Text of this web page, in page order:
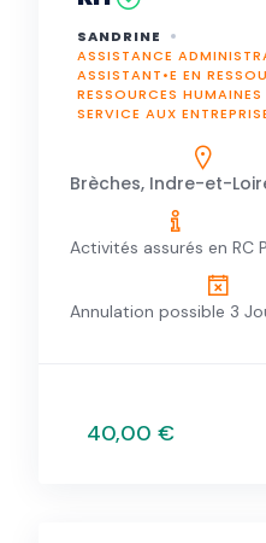
SANDRINE
ASSISTANCE
ASSISTANT•E EN
RESSOURCES HUMAINES
SERVICE AUX
Brèches, Indre-et-
Activités assurés en RC
Annulation possible 3
40,00 €